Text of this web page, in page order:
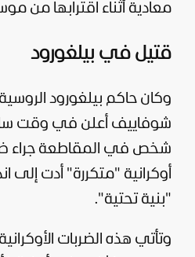
معادية أثناء اقترابها من
قتيل في بيلغورود
وكان حاكم بيلغورود الروسية
شوفاييف أعلن في وقت
شخص في المقاطعة جراء
أوكرانية "متكررة" أدت إلى
"بنية تحتية".
وتأتي هذه الضربات